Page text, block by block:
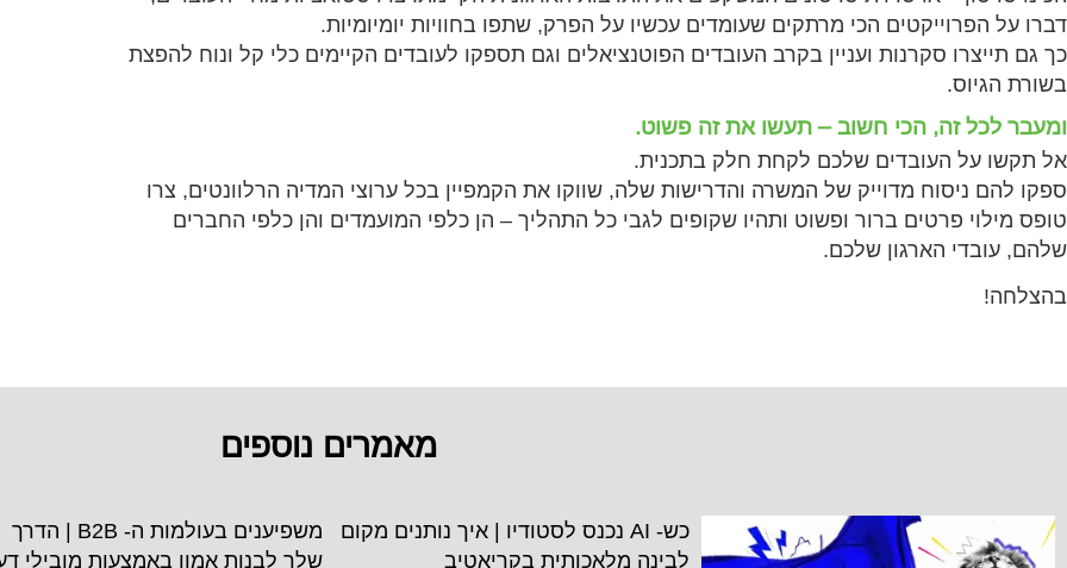
דברו על הפרוייקטים הכי מרתקים שעומדים עכשיו על הפרק, שתפו בחוויות יומיומיות.
כך גם תייצרו סקרנות ועניין בקרב העובדים הפוטנציאלים וגם תספקו לעובדים הקיימים כלי קל ונוח להפצת
בשורת הגיוס.
ומעבר לכל זה, הכי חשוב – תעשו את זה פשוט.
אל תקשו על העובדים שלכם לקחת חלק בתכנית.
ספקו להם ניסוח מדוייק של המשרה והדרישות שלה, שווקו את הקמפיין בכל ערוצי המדיה הרלוונטים, צרו
טופס מילוי פרטים ברור ופשוט ותהיו שקופים לגבי כל התהליך – הן כלפי המועמדים והן כלפי החברים
שלהם, עובדי הארגון שלכם.
בהצלחה!
מאמרים נוספים
כש- AI נכנס לסטודיו | איך נותנים מקום
לבינה מלאכותית בקריאטיב
משפיענים בעולמות ה- B2B | הדרך
שלך לבנות אמון באמצעות מובילי